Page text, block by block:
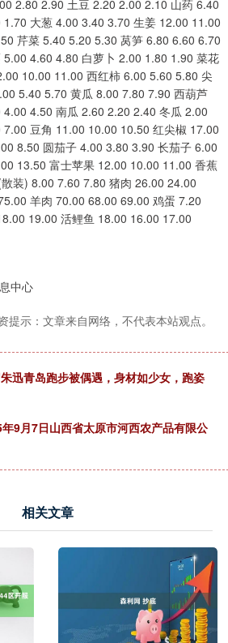
2.80 2.90 土豆 2.20 2.00 2.10 山药 6.40
大葱 4.00 3.40 3.70 生姜 12.00 11.00
芹菜 5.40 5.20 5.30 莴笋 6.80 6.60 6.70
4.60 4.80 白萝卜 2.00 1.80 1.90 菜花
10.00 11.00 西红柿 6.00 5.60 5.80 尖
5.40 5.70 黄瓜 8.00 7.80 7.90 西葫芦
4.50 南瓜 2.60 2.20 2.40 冬瓜 2.00
豆角 11.00 10.00 10.50 红尖椒 17.00
8.50 圆茄子 4.00 3.80 3.90 长茄子 6.00
13.50 富士苹果 12.00 10.00 11.00 香蕉
装) 8.00 7.60 7.80 猪肉 26.00 24.00
羊肉 70.00 68.00 69.00 鸡蛋 7.20
19.00 活鲤鱼 18.00 16.00 17.00
中心
提示：文章来自网络，不代表本站观点。
迅青岛跑步被偶遇，身材如少女，跑姿
9月7日山西省太原市河西农产品有限公
相关文章